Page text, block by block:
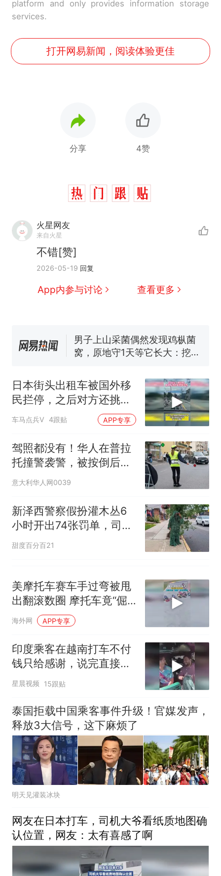
platform and only provides information storage
services.
打开网易新闻，阅读体验更佳
分享 4赞
火星网友
来自火星
不错[赞]
2026-05-19 回复
App内参与讨论 查看更多
那个在床头放菜刀的女孩，
因老师一句“跟我回家”改写了
人生
新
么？
费大厨“全国小炒肉大王”称
140多朵
美国渔民钓获鲨鱼徒手将其拽
回大海 目击者直呼震惊 （视频
官方通报
热
那个在床头放菜刀的女孩，
因老师一句“跟我回家”改写了
日本街头出租车被国外移
民拦停，之后对方还挑衅
的竖起中指
车马点兵V 4跟贴 APP专享
驾照都没有！华人在普拉
托撞警袭警，被按倒后竟
“当庭释放”？
意大利华人网0039
新泽西警察假扮灌木丛6
小时开出74张罚单，司机
直呼防不胜防
甜度百分百21
美摩托车赛车手过弯被甩
出翻滚数圈 摩托车竟“倔
强”直立继续跑
海外网 APP专享
印度乘客在越南打车不付
钱只给感谢，说完直接下
车，司机无奈发笑
星晨视频 15跟贴
泰国拒载中国乘客事件升级！官媒发声，
释放3大信号，这下麻烦了
明天见灌装冰块
网友在日本打车，司机大爷看纸质地图确
认位置，网友：太有喜感了啊